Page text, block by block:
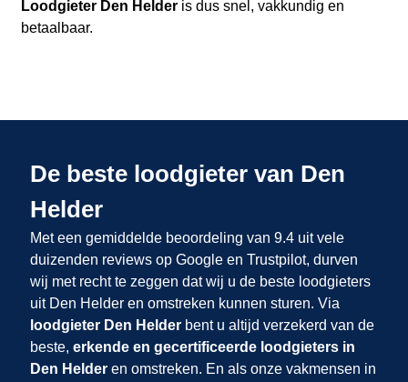
Loodgieter Den Helderis dus snel, vakkundig en
betaalbaar.
De beste loodgieter van Den
Helder
Met een gemiddelde beoordeling van 9.4 uit vele
duizenden reviews op Google en Trustpilot, durven
wij met recht te zeggen dat wij u de beste loodgieters
uit Den Helder en omstreken kunnen sturen. Via
loodgieter Den Helderbent u altijd verzekerd van de
beste, erkende en gecertificeerde loodgieters in
Den Helderen omstreken. En als onze vakmensen in